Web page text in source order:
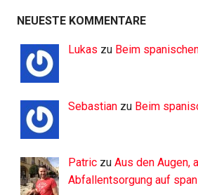
NEUESTE KOMMENTARE
Lukas zu Beim
Sebastianzu Beim
Patriczu Aus den Augen,
Abfallentsorgung auf